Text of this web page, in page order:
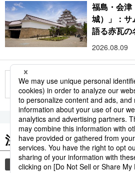
福島・会津
城）」：サ
語る赤瓦の
2026.08.09
もっと見る
注目のキーワード
共同通信ニュース 気象・災害